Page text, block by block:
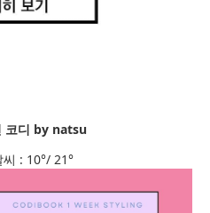
코디 by natsu
씨 : 10°/ 21°